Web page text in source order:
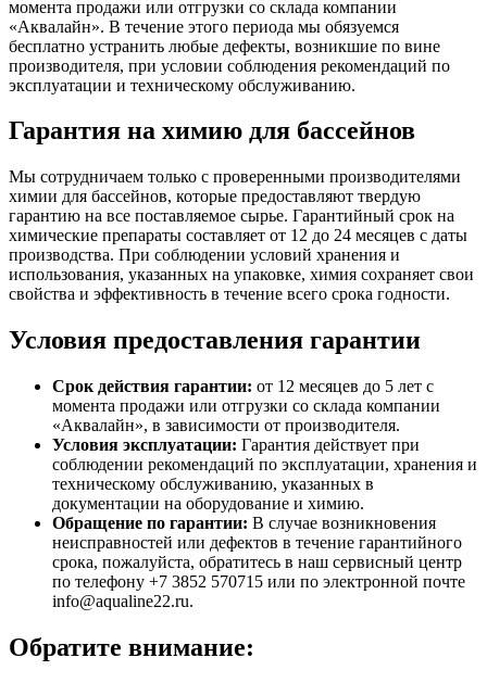
момента продажи или отгрузки со склада компании
«Аквалайн». В течение этого периода мы обязуемся
бесплатно устранить любые дефекты, возникшие по вине
производителя, при условии соблюдения рекомендаций по
эксплуатации и техническому обслуживанию.
Гарантия на химию для бассейнов
Мы сотрудничаем только с проверенными производителями
химии для бассейнов, которые предоставляют твердую
гарантию на все поставляемое сырье. Гарантийный срок на
химические препараты составляет от 12 до 24 месяцев с даты
производства. При соблюдении условий хранения и
использования, указанных на упаковке, химия сохраняет свои
свойства и эффективность в течение всего срока годности.
Условия предоставления гарантии
Срок действия гарантии: от 12 месяцев до 5 лет с
момента продажи или отгрузки со склада компании
«Аквалайн», в зависимости от производителя.
Условия эксплуатации: Гарантия действует при
соблюдении рекомендаций по эксплуатации, хранения и
техническому обслуживанию, указанных в
документации на оборудование и химию.
Обращение по гарантии: В случае возникновения
неисправностей или дефектов в течение гарантийного
срока, пожалуйста, обратитесь в наш сервисный центр
по телефону +7 3852 570715 или по электронной почте
info@aqualine22.ru.
Обратите внимание: